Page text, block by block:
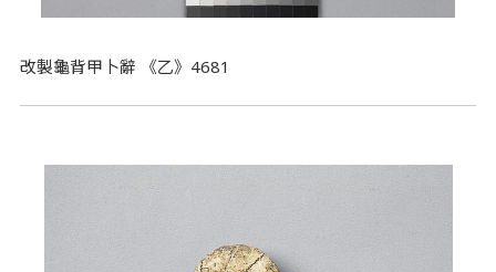
改製龜背甲卜辭 《乙》4681